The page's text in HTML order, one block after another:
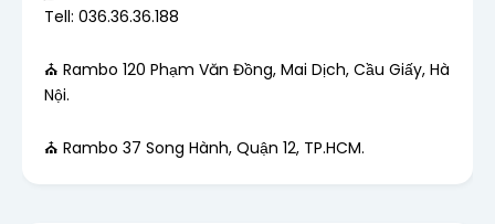
Tell: 036.36.36.188
⛪ Rambo 120 Phạm Văn Đồng, Mai Dịch, Cầu Giấy, Hà
Nội.
⛪ Rambo 37 Song Hành, Quận 12, TP.HCM.